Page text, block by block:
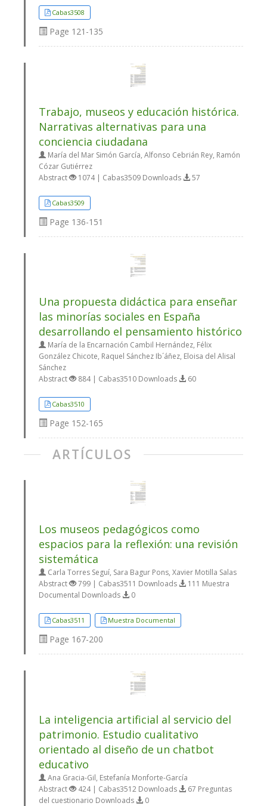
Cabas3508
Page 121-135
Trabajo, museos y educación histórica.
Narrativas alternativas para una
conciencia ciudadana
María del Mar Simón García, Alfonso Cebrián Rey, Ramón
Cózar Gutiérrez
Abstract
1074 | Cabas3509 Downloads 57
Cabas3509
Page 136-151
Una propuesta didáctica para enseñar
las minorías sociales en España
desarrollando el pensamiento histórico
María de la Encarnación Cambil Hernández, Félix
González Chicote, Raquel Sánchez Ib´áñez, Eloisa del Alisal
Sánchez
Abstract
884 | Cabas3510 Downloads 60
Cabas3510
Page 152-165
ARTÍCULOS
Los museos pedagógicos como
espacios para la reflexión: una revisión
sistemática
Carla Torres Seguí, Sara Bagur Pons, Xavier Motilla Salas
Abstract
799 | Cabas3511 Downloads
111 Muestra
Documental Downloads
0
Cabas3511 Muestra Documental
Page 167-200
La inteligencia artificial al servicio del
patrimonio. Estudio cualitativo
orientado al diseño de un chatbot
educativo
Ana Gracia-Gil, Estefanía Monforte-García
Abstract
424 | Cabas3512 Downloads
67 Preguntas
del cuestionario Downloads
0